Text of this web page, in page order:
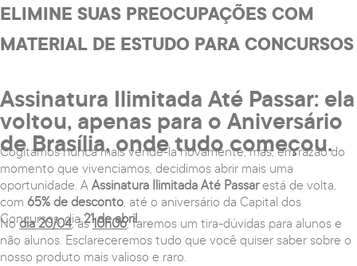
ELIMINE SUAS PREOCUPAÇÕES COM
MATERIAL DE ESTUDO PARA CONCURSOS
Assinatura Ilimitada Até Passar: ela
voltou, apenas para o Aniversário
de Brasília, onde tudo começou.
Cogitamos nunca mais vendê-la novamente, mas, em razão do
momento que vivenciamos, decidimos abrir mais uma
oportunidade. AAssinatura Ilimitada Até Passarestá de volta,
com 65% de desconto, até o aniversário da Capital dos
Concursos, dia21 de abril.
Nodia 20/04, às10h06, faremos um tira-dúvidas para alunos e
não alunos. Esclareceremos tudo que você quiser saber sobre o
nosso produto mais valioso e raro.